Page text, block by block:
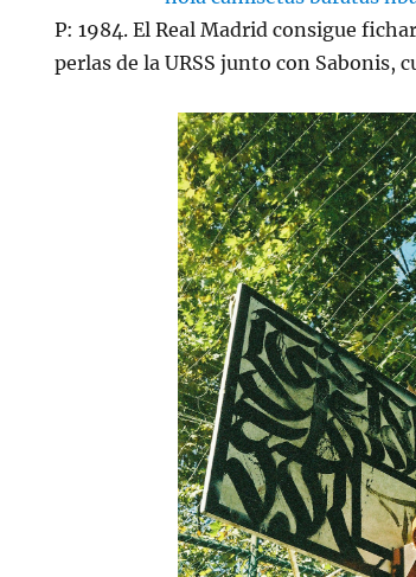
P: 1984. El Real Madrid consigue
perlas de la URSS junto con Sabonis,